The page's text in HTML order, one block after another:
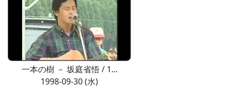
一本の樹 － 坂庭省悟 / 1...
1998-09-30 (水)